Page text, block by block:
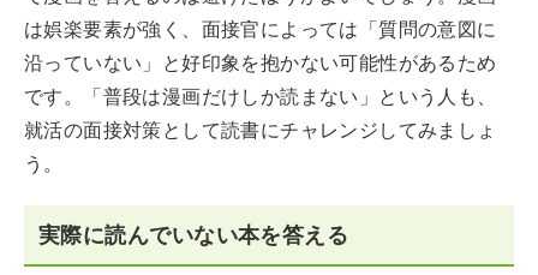
は娯楽要素が強く、面接官によっては「質問の意図に
沿っていない」と好印象を抱かない可能性があるため
です。「普段は漫画だけしか読まない」という人も、
就活の面接対策として読書にチャレンジしてみましょ
う。
実際に読んでいない本を答える